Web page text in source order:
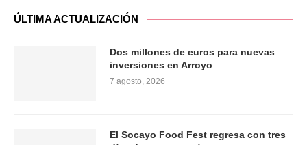
ÚLTIMA ACTUALIZACIÓN
Dos millones de euros para nuevas
inversiones en Arroyo
7 agosto, 2026
El Socayo Food Fest regresa con tres